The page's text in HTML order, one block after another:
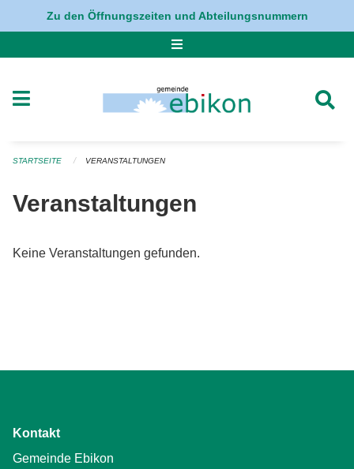
Navigation überspringen
Zu den Öffnungszeiten und Abteilungsnummern
STARTSEITE VERANSTALTUNGEN
Veranstaltungen
Keine Veranstaltungen gefunden.
Kontakt
Gemeinde Ebikon